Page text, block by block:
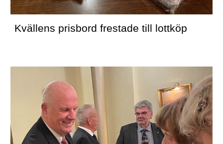
Kvällens prisbord frestade till lottköp